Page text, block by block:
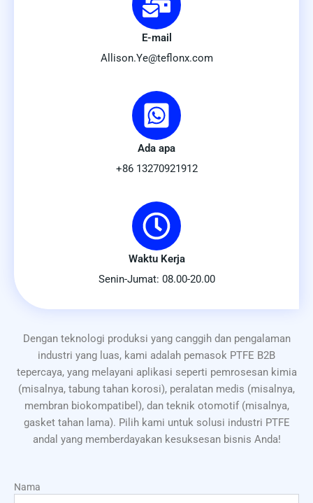
E-mail
Allison.Ye@teflonx.com
Ada apa
+86 13270921912
Waktu Kerja
Senin-Jumat: 08.00-20.00
Dengan teknologi produksi yang canggih dan pengalaman
industri yang luas, kami adalah pemasok PTFE B2B
tepercaya, yang melayani aplikasi seperti pemrosesan kimia
(misalnya, tabung tahan korosi), peralatan medis (misalnya,
membran biokompatibel), dan teknik otomotif (misalnya,
gasket tahan lama). Pilih kami untuk solusi industri PTFE
andal yang memberdayakan kesuksesan bisnis Anda!
Nama